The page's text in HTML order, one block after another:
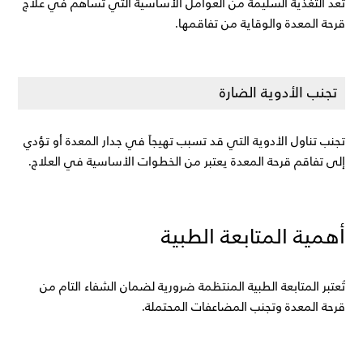
قرحة المعدة والوقاية من تفاقمها.
تجنب الأدوية الضارة
إلى تفاقم قرحة المعدة يعتبر من الخطوات الأساسية في العلاج.
أهمية المتابعة الطبية
قرحة المعدة وتجنب المضاعفات المحتملة.